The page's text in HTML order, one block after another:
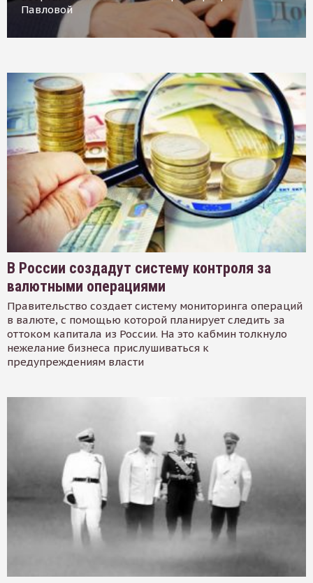
Павловой
В России создадут систему контроля за
валютными операциями
Правительство создает систему мониторинга операций
в валюте, с помощью которой планирует следить за
оттоком капитала из России. На это кабмин толкнуло
нежелание бизнеса прислушиваться к
предупреждениям власти